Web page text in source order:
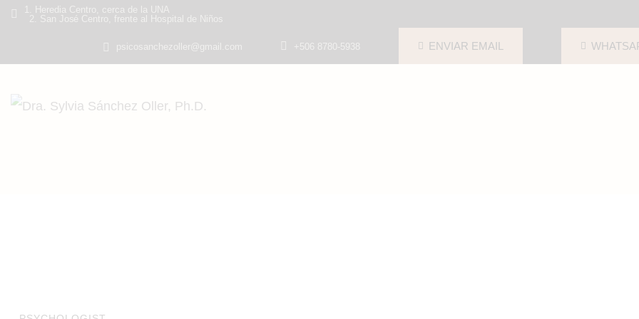
1. Heredia Centro, cerca de la UNA
2. San José Centro, frente al Hospital de Niños
psicosanchezoller@gmail.com +506 8780-5938 ENVIAR EMAIL